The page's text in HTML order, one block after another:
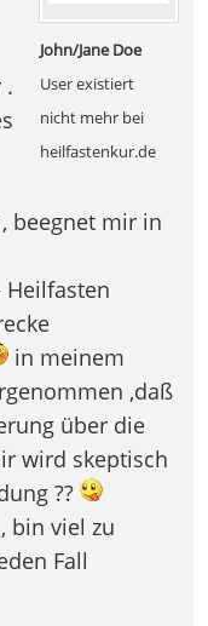
John/Jane Doe
User existiert
nicht mehr bei
heilfastenkur.de
.
beegnet mir in
Heilfasten
in meinem
,daß
über die
wird skeptisch
??
bin viel zu
Fall